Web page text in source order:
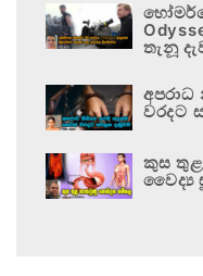
තැනූ
වරදට
කුස
වෛද්‍ය